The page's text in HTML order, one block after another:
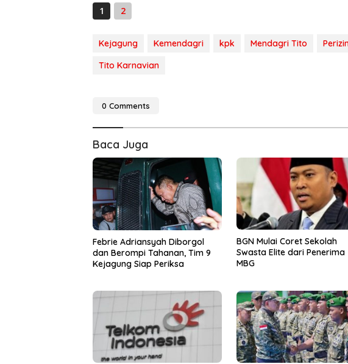
1
2
Kejagung Kemendagri kpk Mendagri Tito
Tito Karnavian
0 Comments
Baca Juga
Febrie Adriansyah Diborgol
dan Berompi Tahanan, Tim 9
Kejagung Siap Periksa
BGN Mulai Coret Sekolah
Swasta Elite dari Penerima
MBG